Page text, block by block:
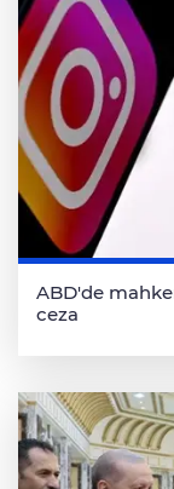
ABD'de
ceza